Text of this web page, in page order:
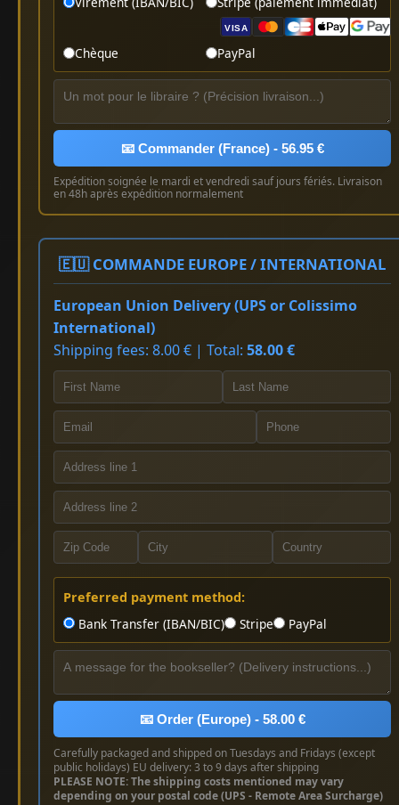
VISA
Chèque PayPal
📧 Commander (France) - 56.95 €
Expédition soignée le mardi et vendredi sauf jours fériés. Livraison
en 48h après expédition normalement
🇪🇺 COMMANDE EUROPE / INTERNATIONAL
European Union Delivery (UPS or Colissimo
International)
Shipping fees: 8.00 € | Total: 58.00 €
Preferred payment method:
Bank Transfer (IBAN/BIC)
Stripe PayPal
📧 Order (Europe) - 58.00 €
Carefully packaged and shipped on Tuesdays and Fridays (except
public holidays) EU delivery: 3 to 9 days after shipping
PLEASE NOTE: The shipping costs mentioned may vary
depending on your postal code (UPS - Remote Area Surcharge)